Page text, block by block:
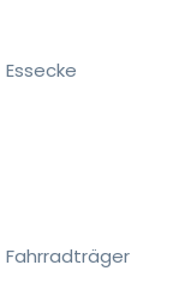
Essecke
Fahrradträger